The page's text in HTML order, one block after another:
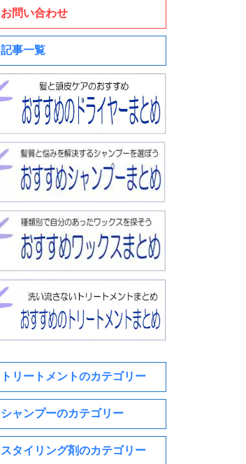
お問い合わせ
記事一覧
トリートメントのカテゴリー
シャンプーのカテゴリー
スタイリング剤のカテゴリー